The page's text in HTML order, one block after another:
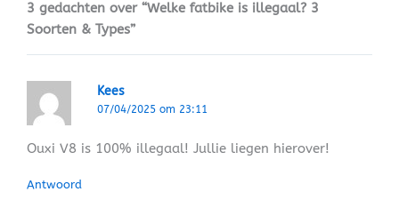
3 gedachten over “Welke fatbike is illegaal? 3
Soorten & Types”
Kees
07/04/2025 om 23:11
Ouxi V8 is 100% illegaal! Jullie liegen hierover!
Antwoord